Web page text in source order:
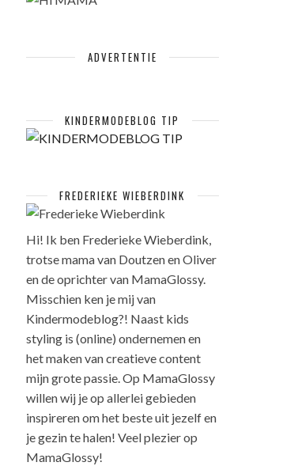
ADVERTENTIE
KINDERMODEBLOG TIP
FREDERIEKE WIEBERDINK
Hi! Ik ben Frederieke Wieberdink,
trotse mama van Doutzen en Oliver
en de oprichter van MamaGlossy.
Misschien ken je mij van
Kindermodeblog?! Naast kids
styling is (online) ondernemen en
het maken van creatieve content
mijn grote passie. Op MamaGlossy
willen wij je op allerlei gebieden
inspireren om het beste uit jezelf en
je gezin te halen! Veel plezier op
MamaGlossy!